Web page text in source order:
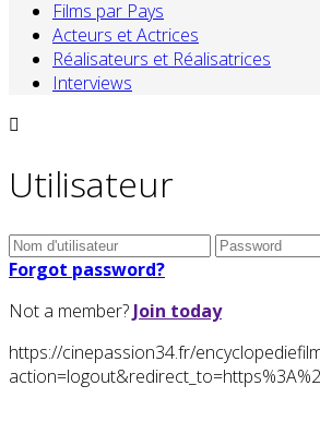
Films par Pays
Acteurs et Actrices
Réalisateurs et Réalisatrices
Interviews
Utilisateur
Forgot password?
Not a member? Join today
https://cinepassion34.fr/